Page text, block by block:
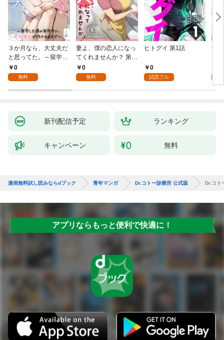
３か月なら、大丈夫だ
と思ってた。～留学し
た僕の留守中に、一途
な彼女が汚されるまで
0
無料
妻よ、僕の恋人になっ
てくれませんか？ 第1
話0
無料
ヒトグイ 第1話
0
試読フル
世
新刊配信予定 ランキング
キャンペーン 無料
漫画無料試し読みならdブック 青年マンガ Dr.コトー診療所 公式版 Dr.コト
アプリならもっと便利で快適に！